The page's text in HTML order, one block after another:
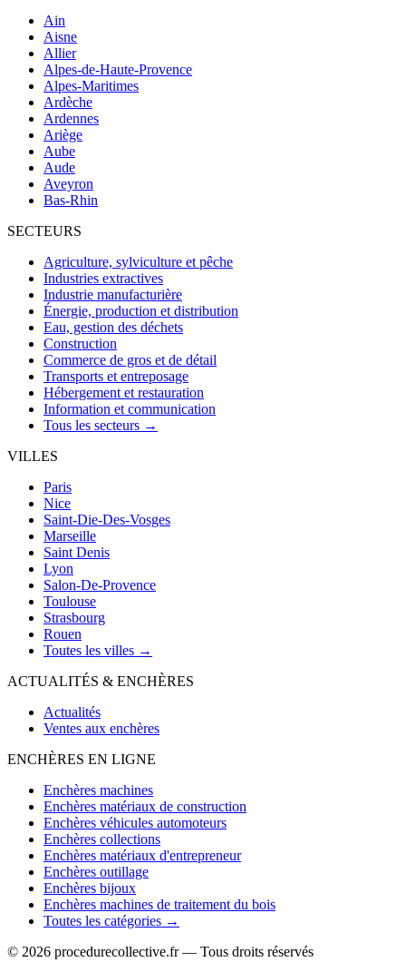
Ain
Aisne
Allier
Alpes-de-Haute-Provence
Alpes-Maritimes
Ardèche
Ardennes
Ariège
Aube
Aude
Aveyron
Bas-Rhin
SECTEURS
Agriculture, sylviculture et pêche
Industries extractives
Industrie manufacturière
Énergie, production et distribution
Eau, gestion des déchets
Construction
Commerce de gros et de détail
Transports et entreposage
Hébergement et restauration
Information et communication
Tous les secteurs →
VILLES
Paris
Nice
Saint-Die-Des-Vosges
Marseille
Saint Denis
Lyon
Salon-De-Provence
Toulouse
Strasbourg
Rouen
Toutes les villes →
ACTUALITÉS & ENCHÈRES
Actualités
Ventes aux enchères
ENCHÈRES EN LIGNE
Enchères machines
Enchères matériaux de construction
Enchères véhicules automoteurs
Enchères collections
Enchères matériaux d'entrepreneur
Enchères outillage
Enchères bijoux
Enchères machines de traitement du bois
Toutes les catégories →
© 2026 procedurecollective.fr — Tous droits réservés